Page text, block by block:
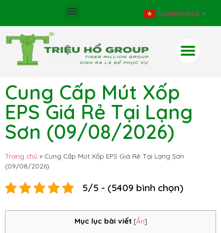
Vietnamese ▼
Cung Cấp Mút Xốp
EPS Giá Rẻ Tại Lạng
Sơn (09/08/2026)
Trang chủ » Cung Cấp Mút Xốp EPS Giá Rẻ Tại Lạng Sơn
(09/08/2026)
5/5 - (5409 bình chọn)
Mục lục bài viết [Ẩn]